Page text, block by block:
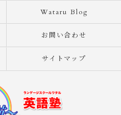
Wataru Blog
お問い合わせ
サイトマップ